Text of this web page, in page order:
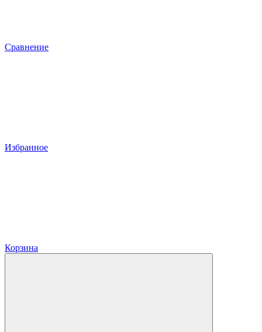
Сравнение
Избранное
Корзина